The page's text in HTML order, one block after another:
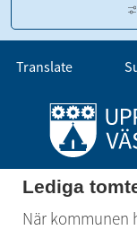
Gå till innehåll
Translate
Lediga
När kommunen